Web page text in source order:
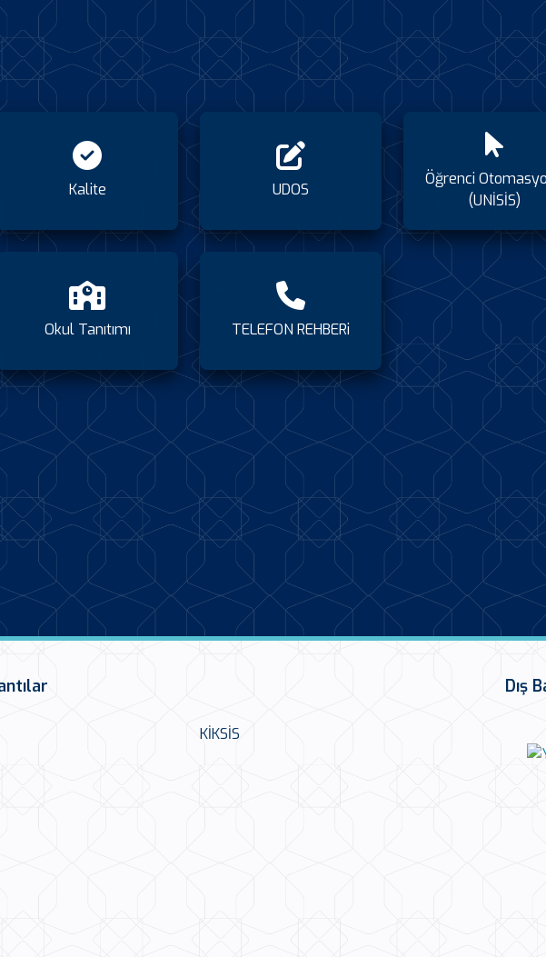
Kalite UDOS
Öğrenci
(UNİSİS)
Okul Tanıtımı TELEFON REHBERi
KİKSİS
Dış